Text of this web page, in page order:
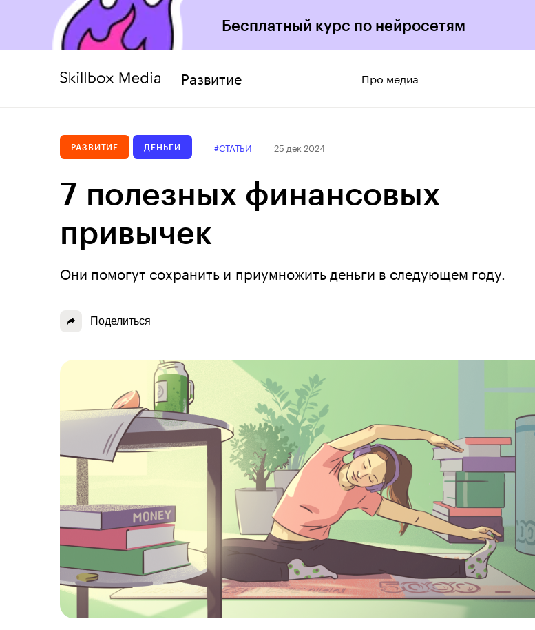
Бесплатный курс по нейросетям
Развитие Про медиа
РАЗВИТИЕ ДЕНЬГИ #СТАТЬИ 25 дек 2024
7 полезных финансовых
привычек
Они помогут сохранить и приумножить деньги в следующем году.
Поделиться